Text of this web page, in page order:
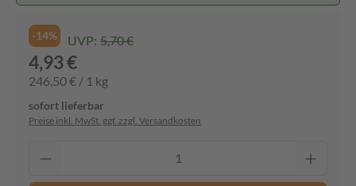
-14% UVP: 5,70 €
4,93 €
246,50 € / 1 kg
sofort lieferbar
Preise inkl. MwSt. ggf. zzgl. Versandkosten